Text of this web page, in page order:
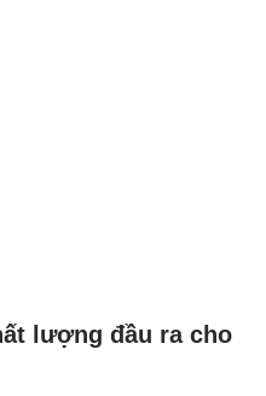
lượng đầu ra cho